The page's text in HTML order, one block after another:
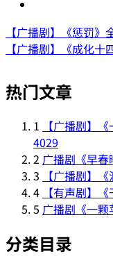
【广播剧】《惩罚
【广播剧】《成化
热门文章
1
【广播剧】
4029
2 广播剧《早
3
【广播剧】
4 【有声剧】
5 广播剧《一
分类目录